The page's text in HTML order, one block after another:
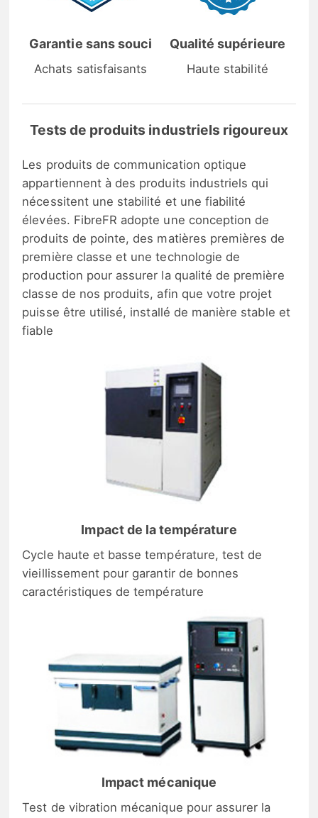
Garantie sans souci
Achats satisfaisants
Qualité supérieure
Haute stabilité
Tests de produits industriels rigoureux
Les produits de communication optique
appartiennent à des produits industriels qui
nécessitent une stabilité et une fiabilité
élevées. FibreFR adopte une conception de
produits de pointe, des matières premières de
première classe et une technologie de
production pour assurer la qualité de première
classe de nos produits, afin que votre projet
puisse être utilisé, installé de manière stable et
fiable
Impact de la température
Cycle haute et basse température, test de
vieillissement pour garantir de bonnes
caractéristiques de température
Impact mécanique
Test de vibration mécanique pour assurer la